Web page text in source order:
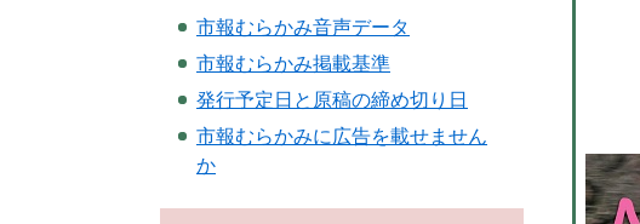
市報むらかみ音声データ
市報むらかみ掲載基準
発行予定日と原稿の締め切り日
市報むらかみに広告を載せません
か